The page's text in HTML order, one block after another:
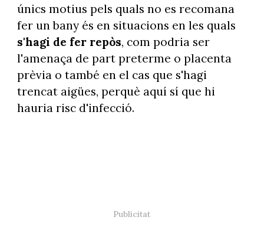
únics motius pels quals no es recomana
fer un bany és en situacions en les quals
s'hagi de fer repòs, com podria ser
l'amenaça de part preterme o placenta
prèvia o també en el cas que s'hagi
trencat aigües, perquè aquí sí que hi
hauria risc d'infecció.